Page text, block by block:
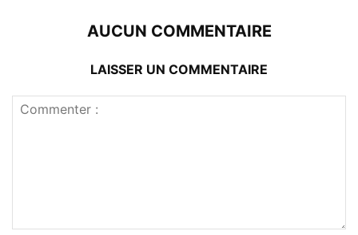
AUCUN COMMENTAIRE
LAISSER UN COMMENTAIRE